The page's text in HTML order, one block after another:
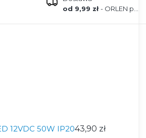
od 9,99 zł- ORLEN paczka
12VDC 50W IP2043,90 zł